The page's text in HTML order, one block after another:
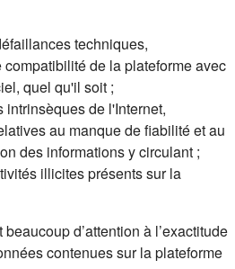
techniques,
de la plateforme avec
quel qu'il soit ;
intrinsèques de l'Internet,
au manque de fiabilité et au
des informations y circulant ;
illicites présents sur la
d’attention à l’exactitude
contenues sur la plateforme